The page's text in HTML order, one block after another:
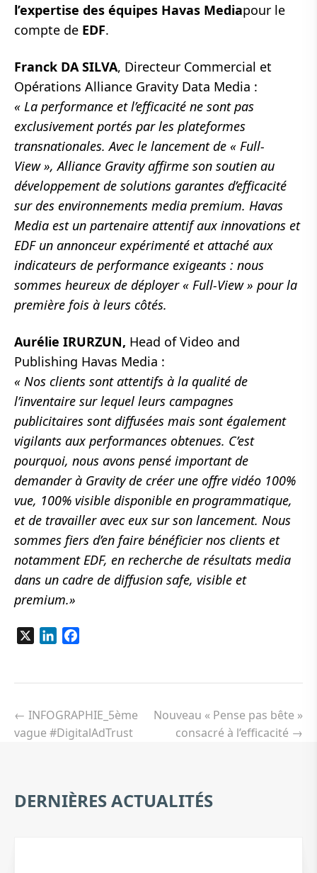
l’expertise des équipes Havas Mediapour le
compte de EDF.
Franck DA SILVA, Directeur Commercial et
Opérations Alliance Gravity Data Media :
« La performance et l’efficacité ne sont pas
exclusivement portés par les plateformes
transnationales. Avec le lancement de « Full-
View », Alliance Gravity affirme son soutien au
développement de solutions garantes d’efficacité
sur des environnements media premium. Havas
Media est un partenaire attentif aux innovations et
EDF un annonceur expérimenté et attaché aux
indicateurs de performance exigeants : nous
sommes heureux de déployer « Full-View » pour la
première fois à leurs côtés.
Aurélie IRURZUN, Head of Video and
Publishing Havas Media :
« Nos clients sont attentifs à la qualité de
l’inventaire sur lequel leurs campagnes
publicitaires sont diffusées mais sont également
vigilants aux performances obtenues. C’est
pourquoi, nous avons pensé important de
demander à Gravity de créer une offre vidéo 100%
vue, 100% visible disponible en programmatique,
et de travailler avec eux sur son lancement. Nous
sommes fiers d’en faire bénéficier nos clients et
notamment EDF, en recherche de résultats media
dans un cadre de diffusion safe, visible et
premium.»
LinkedIn
de
l’article
← INFOGRAPHIE_5ème
vague #DigitalAdTrust
Nouveau « Pense pas bête »
consacré à l’efficacité →
DERNIÈRES ACTUALITÉS